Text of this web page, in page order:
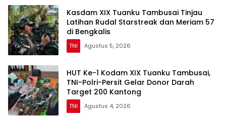
Kasdam XIX Tuanku Tambusai Tinjau
Latihan Rudal Starstreak dan Meriam 57
di Bengkalis
TNI Agustus 5, 2026
HUT Ke-1 Kodam XIX Tuanku Tambusai,
TNI-Polri-Persit Gelar Donor Darah
Target 200 Kantong
TNI Agustus 4, 2026